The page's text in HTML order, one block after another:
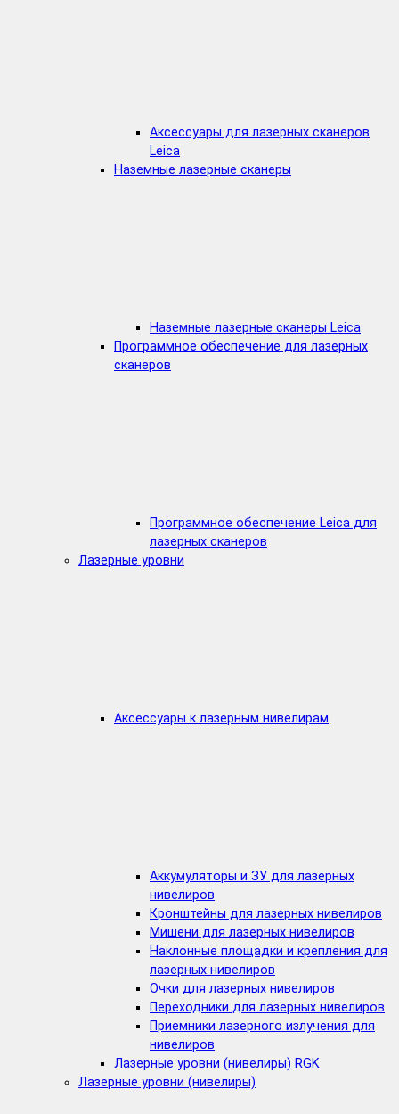
Аксессуары для лазерных сканеров
Leica
Наземные лазерные сканеры
Наземные лазерные сканеры Leica
Программное обеспечение для лазерных
сканеров
Программное обеспечение Leica для
лазерных сканеров
Лазерные уровни
Аксессуары к лазерным нивелирам
Аккумуляторы и ЗУ для лазерных
нивелиров
Кронштейны для лазерных нивелиров
Мишени для лазерных нивелиров
Наклонные площадки и крепления для
лазерных нивелиров
Очки для лазерных нивелиров
Переходники для лазерных нивелиров
Приемники лазерного излучения для
нивелиров
Лазерные уровни (нивелиры) RGK
Лазерные уровни (нивелиры)